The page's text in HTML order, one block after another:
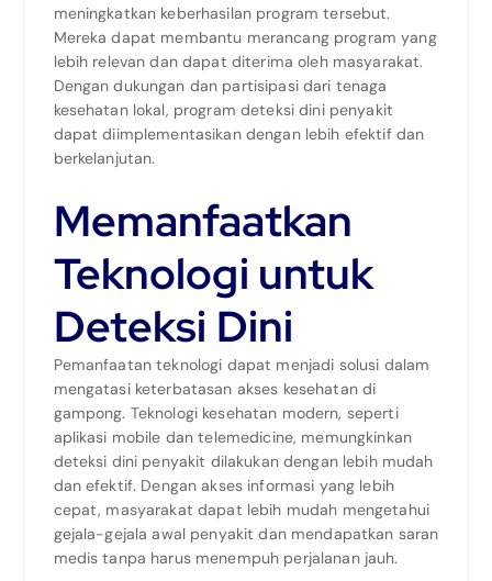
meningkatkan keberhasilan program tersebut.
Mereka dapat membantu merancang program yang
lebih relevan dan dapat diterima oleh masyarakat.
Dengan dukungan dan partisipasi dari tenaga
kesehatan lokal, program deteksi dini penyakit
dapat diimplementasikan dengan lebih efektif dan
berkelanjutan.
Memanfaatkan
Teknologi untuk
Deteksi Dini
Pemanfaatan teknologi dapat menjadi solusi dalam
mengatasi keterbatasan akses kesehatan di
gampong. Teknologi kesehatan modern, seperti
aplikasi mobile dan telemedicine, memungkinkan
deteksi dini penyakit dilakukan dengan lebih mudah
dan efektif. Dengan akses informasi yang lebih
cepat, masyarakat dapat lebih mudah mengetahui
gejala-gejala awal penyakit dan mendapatkan saran
medis tanpa harus menempuh perjalanan jauh.